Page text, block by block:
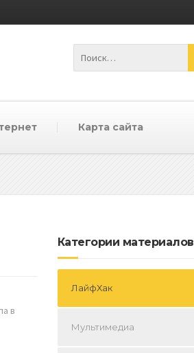
Карта сайта
в
Категории материалов
ЛайфХак
Мультимедиа